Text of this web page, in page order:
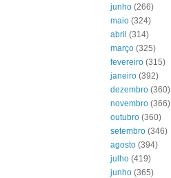
junho (266)
maio (324)
abril (314)
março (325)
fevereiro (315)
janeiro (392)
dezembro (360)
novembro (366)
outubro (360)
setembro (346)
agosto (394)
julho (419)
junho (365)